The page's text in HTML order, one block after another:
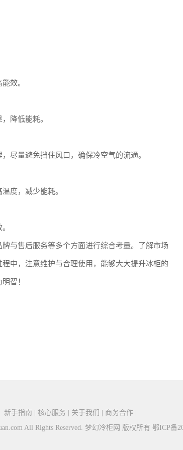
效。
降低能耗。
尽量避免挡住风口，确保冷空气的流通。
度，减少能耗。
与售后服务等多个方面进行综合考量。了解市场
中，注意维护与合理使用，能够大大提升冰柜的
智！
新手指南 | 核心服务 | 关于我们 | 商务合作 |
All Rights Reserved. 梦幻冷柜网 版权所有 鄂ICP备